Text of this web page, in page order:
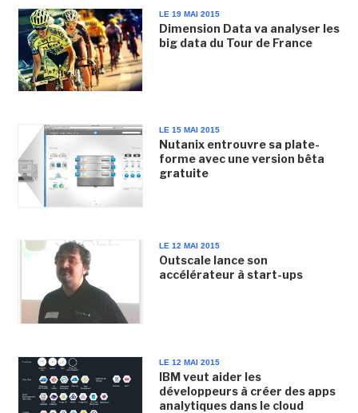
LE 19 MAI 2015
Dimension Data va analyser les
big data du Tour de France
LE 15 MAI 2015
Nutanix entrouvre sa plate-
forme avec une version bêta
gratuite
LE 12 MAI 2015
Outscale lance son
accélérateur à start-ups
LE 12 MAI 2015
IBM veut aider les
développeurs à créer des apps
analytiques dans le cloud